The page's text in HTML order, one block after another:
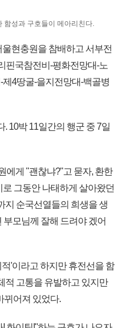
함성과 구호들이 메아리친다.
현충원을 참배하고 서부전
핀국참전비-평화전망대-노
4땅굴-을지전망대-백골병
10박 11일간의 행군 중 7일
에게 "괜찮냐?"고 묻자, 환한
그동안 나태하게 살아왔던
지 순국선열들의 희생을 생
모님께 잘해 드려야 겠어
'이라고 하지만 휴전선을 함
적 고통을 유발하고 있지만
뀌어져 있었다.